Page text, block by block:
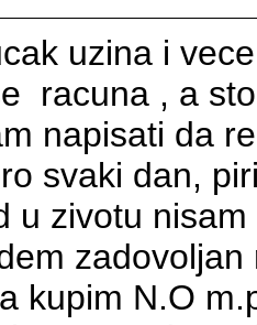
uzina i
racuna , a
napisati da
svaki dan,
u zivotu
kupim N.O